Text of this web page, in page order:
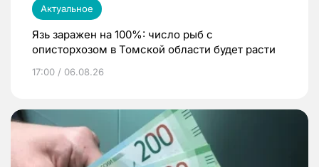
Актуальное
Язь заражен на 100%: число рыб с
описторхозом в Томской области будет расти
17:00 / 06.08.26